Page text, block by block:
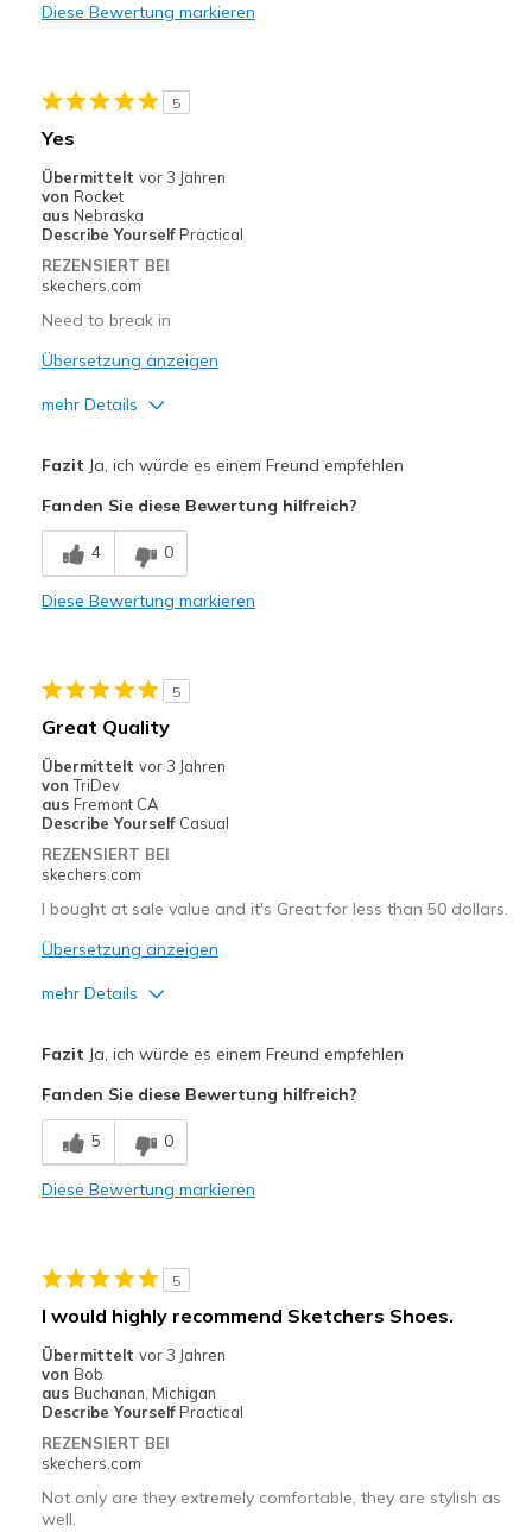
View On Shoes
Shoes are for Wearing
Diese Bewertung markieren
5
Yes
Übermittelt vor 3 Jahren
von Rocket
aus Nebraska
Describe Yourself Practical
REZENSIERT BEI
skechers.com
Need to break in
Übersetzung anzeigen
mehr Details
Durable
Stylish
Width
Sizing
Feels true to size
View On Shoes
Fazit Ja, ich würde es einem Freund empfehlen
Fanden Sie diese Bewertung hilfreich?
4 0
Diese Bewertung markieren
5
Great Quality
Übermittelt vor 3 Jahren
von TriDev
aus Fremont CA
Describe Yourself Casual
REZENSIERT BEI
skechers.com
I bought at sale value and it's Great for less than 50 dollars.
Übersetzung anzeigen
mehr Details
Durable
Geeignete Verwendung
Casual Wear
Travel
Width
Feels true to width
Sizing
View On Shoes
Shoes are for Wearing
Fazit Ja, ich würde es einem Freund empfehlen
Fanden Sie diese Bewertung hilfreich?
5 0
Diese Bewertung markieren
5
I would highly recommend Sketchers Shoes.
Übermittelt vor 3 Jahren
von Bob
aus Buchanan, Michigan
Describe Yourself Practical
REZENSIERT BEI
skechers.com
Not only are they extremely comfortable, they are stylish as
well.